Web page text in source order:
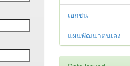
เอกชน
แผนพัฒนาตนเอง